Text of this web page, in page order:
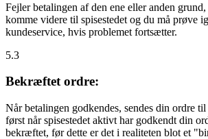
Fejler betalingen af den ene eller anden
komme videre til spisestedet og du må prøve
kundeservice, hvis problemet fortsætter.
5.3
Bekræftet ordre:
Når betalingen godkendes, sendes din ordre til
først når spisestedet aktivt har godkendt din
bekræftet, før dette er det i realiteten blot et